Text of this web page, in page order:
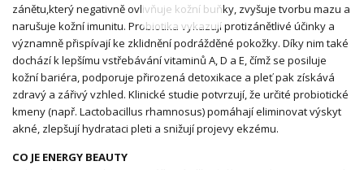
zánětu,který negativně ovlivňuje kožní buňky, zvyšuje tvorbu mazu a
narušuje kožní imunitu. Probiotika vykazují protizánětlivé účinky a
významně přispívají ke zklidnění podrážděné pokožky. Díky nim také
dochází k lepšímu vstřebávání vitaminů A, D a E, čímž se posiluje
kožní bariéra, podporuje přirozená detoxikace a pleť pak získává
zdravý a zářivý vzhled. Klinické studie potvrzují, že určité probiotické
kmeny (např. Lactobacillus rhamnosus) pomáhají eliminovat výskyt
akné, zlepšují hydrataci pleti a snižují projevy ekzému.
CO JE ENERGY BEAUTY